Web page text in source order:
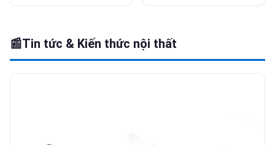
📰Tin tức & Kiến thức nội thất